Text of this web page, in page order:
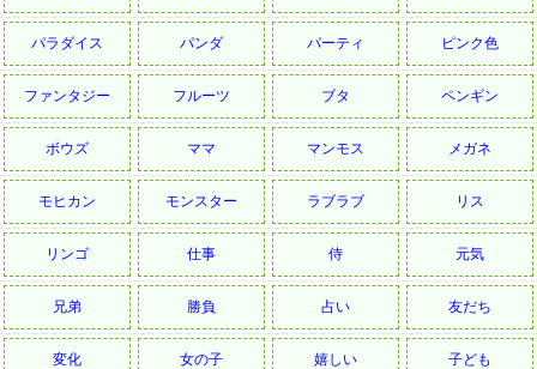
パラダイス パンダ パーティ ピンク色
ファンタジー フルーツ ブタ ペンギン
ボウズ ママ マンモス メガネ
モヒカン モンスター ラブラブ リス
リンゴ 仕事 侍 元気
兄弟 勝負 占い 友だち
変化 女の子 嬉しい 子ども